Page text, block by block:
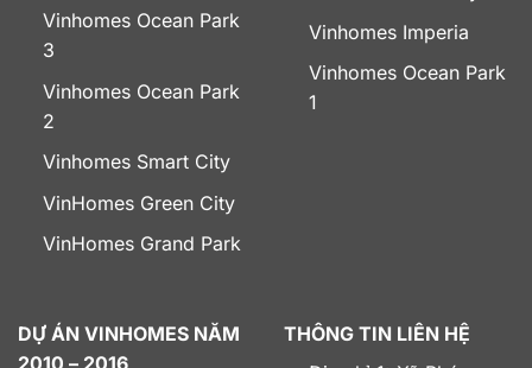
Vinhomes Ocean Park
3
Vinhomes Ocean Park
2
Vinhomes Smart City
VinHomes Green City
VinHomes Grand Park
Vinhomes Imperia
Vinhomes Ocean Park
1
DỰ ÁN VINHOMES NĂM
THÔNG TIN LIÊN HỆ